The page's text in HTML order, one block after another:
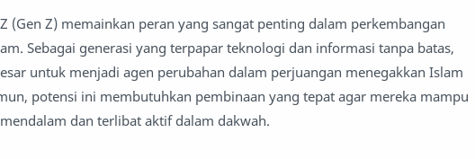
(Gen Z) memainkan peran yang sangat penting dalam perkembangan
Sebagai generasi yang terpapar teknologi dan informasi tanpa batas,
untuk menjadi agen perubahan dalam perjuangan menegakkan Islam
potensi ini membutuhkan pembinaan yang tepat agar mereka mampu
dan terlibat aktif dalam dakwah.